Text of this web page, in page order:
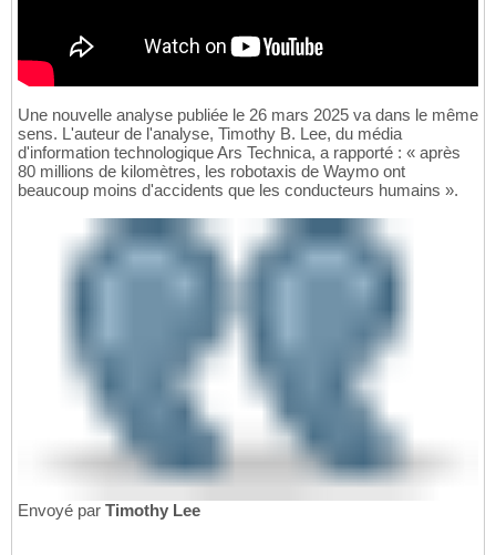
Une nouvelle analyse publiée le 26 mars 2025 va dans le même
sens. L'auteur de l'analyse, Timothy B. Lee, du média
d'information technologique Ars Technica, a rapporté : « après
80 millions de kilomètres, les robotaxis de Waymo ont
beaucoup moins d'accidents que les conducteurs humains ».
Envoyé par Timothy Lee